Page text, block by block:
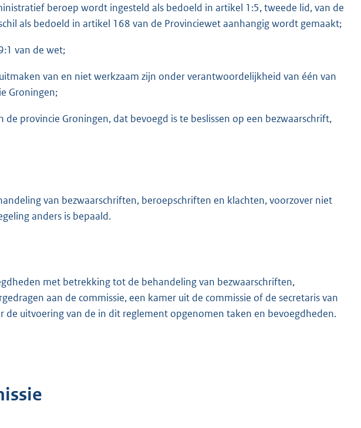
beroep wordt ingesteld als bedoeld in artikel 1:5, tweede lid, van de
als bedoeld in artikel 168 van de Provinciewet aanhangig wordt gemaakt;
van de wet;
van en niet werkzaam zijn onder verantwoordelijkheid van één van
Groningen;
de provincie Groningen, dat bevoegd is te beslissen op een bezwaarschrift,
van bezwaarschriften, beroepschriften en klachten, voorzover niet
anders is bepaald.
met betrekking tot de behandeling van bezwaarschriften,
aan de commissie, een kamer uit de commissie of de secretaris van
de uitvoering van de in dit reglement opgenomen taken en bevoegdheden.